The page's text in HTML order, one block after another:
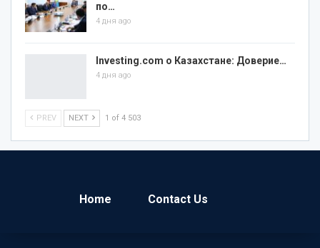
по…
4 дня ago
Investing.com о Казахстане: Доверие…
4 дня ago
PREV NEXT 1 of 4 503
Home Contact Us